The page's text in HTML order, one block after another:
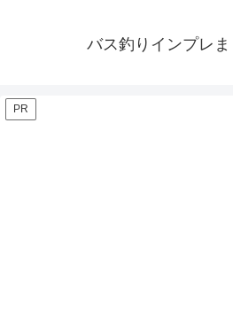
バス釣りインプレ
PR